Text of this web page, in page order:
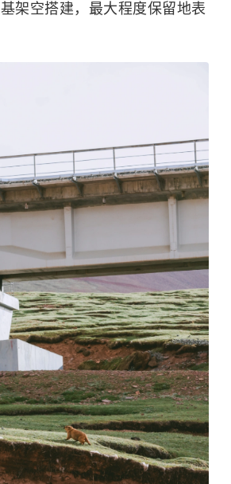
架空搭建，最大程度保留地表